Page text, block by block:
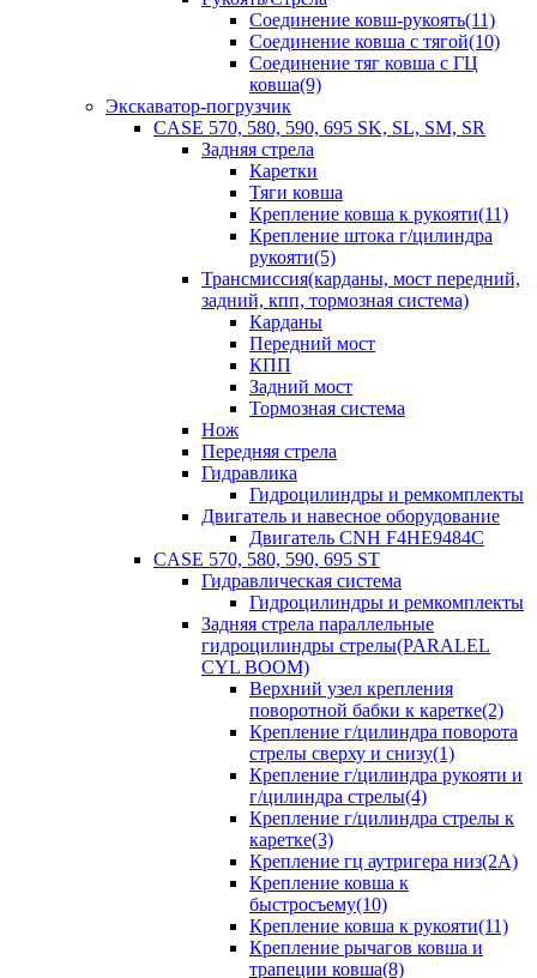
Соединение ковш-рукоять(11)
Соединение ковша с тягой(10)
Соединение тяг ковша с ГЦ
ковша(9)
Экскаватор-погрузчик
CASE 570, 580, 590, 695 SK, SL, SM, SR
Задняя стрела
Каретки
Тяги ковша
Крепление ковша к рукояти(11)
Крепление штока г/цилиндра
рукояти(5)
Трансмиссия(карданы, мост передний,
задний, кпп, тормозная система)
Карданы
Передний мост
КПП
Задний мост
Тормозная система
Нож
Передняя стрела
Гидравлика
Гидроцилиндры и ремкомплекты
Двигатель и навесное оборудование
Двигатель CNH F4HE9484C
CASE 570, 580, 590, 695 ST
Гидравлическая система
Гидроцилиндры и ремкомплекты
Задняя стрела параллельные
гидроцилиндры стрелы(PARALEL
CYL BOOM)
Верхний узел крепления
поворотной бабки к каретке(2)
Крепление г/цилиндра поворота
стрелы сверху и снизу(1)
Крепление г/цилиндра рукояти и
г/цилиндра стрелы(4)
Крепление г/цилиндра стрелы к
каретке(3)
Крепление гц аутригера низ(2А)
Крепление ковша к
быстросъему(10)
Крепление ковша к рукояти(11)
Крепление рычагов ковша и
трапеции ковша(8)